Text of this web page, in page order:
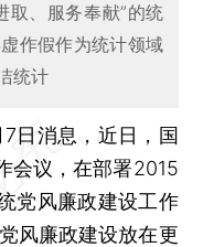
取、服务奉献”的统
作假作为统计领域
统计
消息，近日，国
会议，在部署2015
党风廉政建设工作
风廉政建设放在更